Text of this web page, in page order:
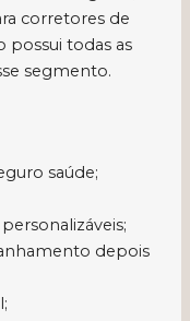
corretores de
possui todas as
segmento.
saúde;
depois